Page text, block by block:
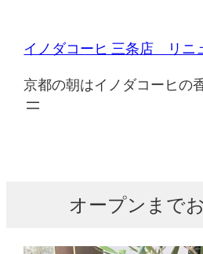
イノダコーヒ 三条店 リニ
京都の朝はイノダコーヒの
オープンまで